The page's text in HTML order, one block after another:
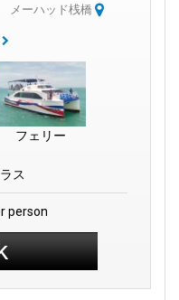
メーハッド桟橋
フェリー
ス
person